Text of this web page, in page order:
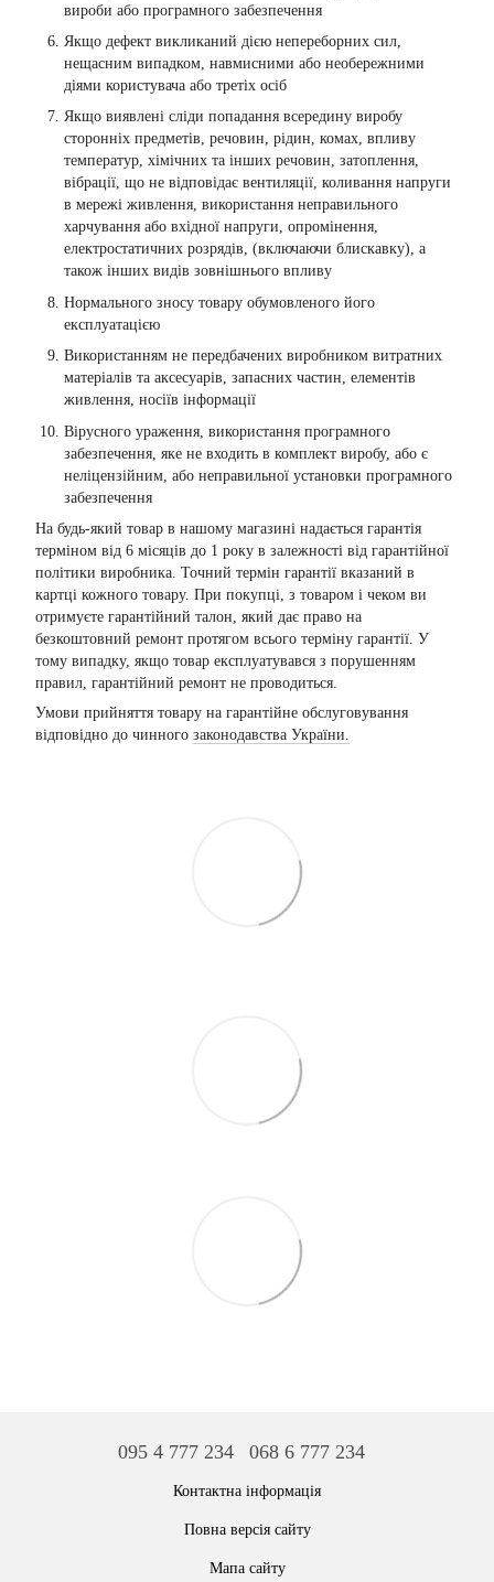
вироби або програмного забезпечення
Якщо дефект викликаний дією непереборних сил,
нещасним випадком, навмисними або необережними
діями користувача або третіх осіб
Якщо виявлені сліди попадання всередину виробу
сторонніх предметів, речовин, рідин, комах, впливу
температур, хімічних та інших речовин, затоплення,
вібрації, що не відповідає вентиляції, коливання напруги
в мережі живлення, використання неправильного
харчування або вхідної напруги, опромінення,
електростатичних розрядів, (включаючи блискавку), а
також інших видів зовнішнього впливу
Нормального зносу товару обумовленого його
експлуатацією
Використанням не передбачених виробником витратних
матеріалів та аксесуарів, запасних частин, елементів
живлення, носіїв інформації
Вірусного ураження, використання програмного
забезпечення, яке не входить в комплект виробу, або є
неліцензійним, або неправильної установки програмного
забезпечення
На будь-який товар в нашому магазині надається гарантія
терміном від 6 місяців до 1 року в залежності від гарантійної
політики виробника. Точний термін гарантії вказаний в
картці кожного товару. При покупці, з товаром і чеком ви
отримуєте гарантійний талон, який дає право на
безкоштовний ремонт протягом всього терміну гарантії. У
тому випадку, якщо товар експлуатувався з порушенням
правил, гарантійний ремонт не проводиться.
Умови прийняття товару на гарантійне обслуговування
відповідно до чинного законодавства України.
095 4 777 234 068 6 777 234
Контактна інформація
Повна версія сайту
Мапа сайту